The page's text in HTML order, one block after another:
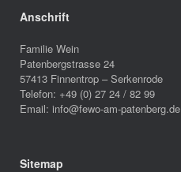
Anschrift
Familie Wein
Patenbergstrasse 24
57413 Finnentrop – Serkenrode
Telefon: +49 (0) 27 24 / 82 99
Email: info@fewo-am-patenberg.de
Sitemap